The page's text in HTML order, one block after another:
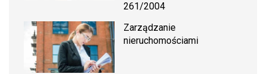
261/2004
Zarządzanie
nieruchomościami